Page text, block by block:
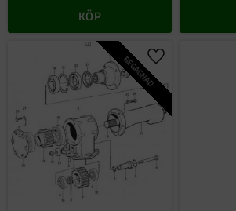
KÖP
BEGAGNADLägg till i